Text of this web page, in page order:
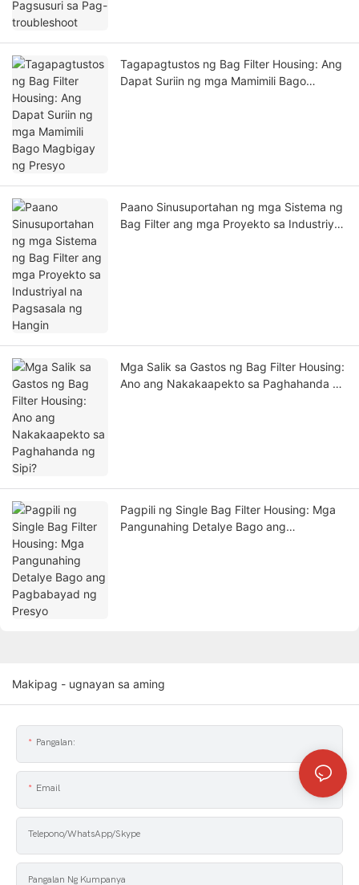
Tagapagtustos ng Bag Filter Housing: Ang
Dapat Suriin ng mga Mamimili Bago
Paano Sinusuportahan ng mga Sistema ng
Bag Filter ang mga Proyekto sa Industriyal
Mga Salik sa Gastos ng Bag Filter Housing:
Ano ang Nakakaapekto sa Paghahanda ng
Pagpili ng Single Bag Filter Housing: Mga
Pangunahing Detalye Bago ang
Makipag - ugnayan sa aming
Pangalan:
Email
Telepono/WhatsApp/Skype
Pangalan Ng Kumpanya